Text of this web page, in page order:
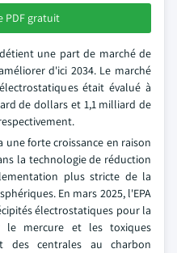
PDF gratuit
une part de marché de
d'ici 2034. Le marché
était évalué à
de dollars et 1,1 milliard de
une forte croissance en raison
la technologie de réduction
plus stricte de la
En mars 2025, l'EPA
électrostatiques pour la
le mercure et les toxiques
des centrales au charbon